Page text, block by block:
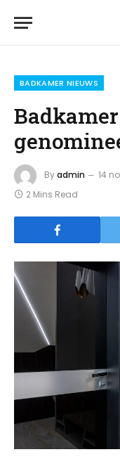
BADKAMER NIEUWS
Byadmin 14
2 Mins Read